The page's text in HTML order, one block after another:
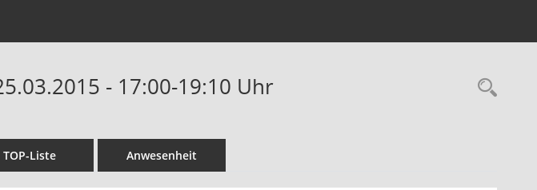
- 17:00-19:10 Uhr
TOP-Liste Anwesenheit